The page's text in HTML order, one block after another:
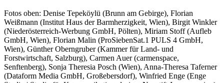
Fotos oben: Denise Tepeköylü (Brunn am Gebirge), Florian
Weißmann (Institut Haus der Barmherzigkeit, Wien), Birgit Winkler
(Niederösterreich-Werbung GmbH, Pölten), Miriam Stoff (Aufleb
GmbH, Wien), Florian Malin (ProSiebenSat.1 PULS 4 GmbH,
Wien), Günther Oberngruber (Kammer für Land- und
Forstwirtschaft, Salzburg), Carmen Auer (carmenspace,
Senftenberg), Sonja Theresia Posch (Wien), Anna-Theresa Taferner
(Dataform Media GmbH, Großebersdorf), Winfried Enge (Enge